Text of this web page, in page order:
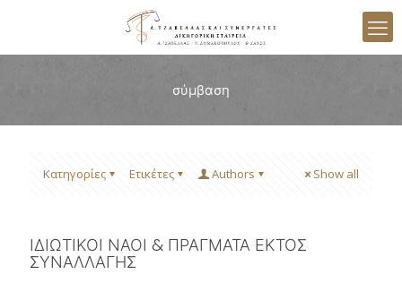
σύμβαση
Κατηγορίες Ετικέτες Authors Show all
ΙΔΙΩΤΙΚΟΙ ΝΑΟΙ & ΠΡΑΓΜΑΤΑ ΕΚΤΟΣ
ΣΥΝΑΛΛΑΓΗΣ